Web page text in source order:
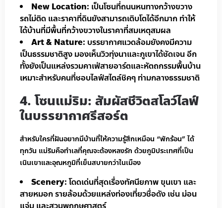
New Location: เป็นโซนที่ถนนหนทางกว้างขวาง
รถไม่ติด และราคาที่ดินยังสามารถเติบโตได้อีกมาก ทำให้
ได้บ้านที่มีพื้นที่กว้างขวางในราคาที่สมเหตุสมผล
Art & Nature: บรรยากาศแวดล้อมยังคงมีความ
เป็นธรรมชาติสูง มองเห็นวิวทุ่งนาและภูเขาได้ชัดเจน อีก
ทั้งยังเป็นแหล่งรวมคาเฟ่สายอาร์ตและหัตถกรรมพื้นบ้าน
เหมาะสำหรับคนที่ชอบไลฟ์สไตล์ชิคๆ ท่ามกลางธรรมชาติ
4. โซนแม่ริม: สัมผัสชีวิตสโลว์ไลฟ์
ในบรรยากาศรีสอร์ต
สำหรับใครที่ฝันอยากมีบ้านที่ให้ความรู้สึกเหมือน “พักร้อน” ได้
ทุกวัน แม่ริมคือทำเลที่คุณจะต้องหลงรัก ด้วยภูมิประเทศที่เป็น
เนินเขาและอุณหภูมิที่เย็นสบายกว่าในเมือง
Scenery:โดดเด่นที่สุดเรื่องทัศนียภาพ ขุนเขา และ
สายหมอก รายล้อมด้วยแหล่งท่องเที่ยวชื่อดัง เช่น ม่อน